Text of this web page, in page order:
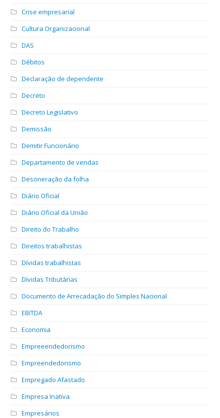
Crise empresarial
Cultura Organizacional
DAS
Débitos
Declaração de dependente
Decreto
Decreto Legislativo
Demissão
Demitir Funcionário
Departamento de vendas
Desoneração da folha
Diário Oficial
Diário Oficial da União
Direito do Trabalho
Direitos trabalhistas
Dívidas trabalhistas
Dívidas Tributárias
Documento de Arrecadação do Simples Nacional
EBITDA
Economia
Empreeendedorismo
Empreendedorismo
Empregado Afastado
Empresa Inativa
Empresários